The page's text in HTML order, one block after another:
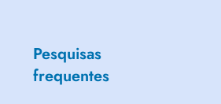
Pesquisas
frequentes